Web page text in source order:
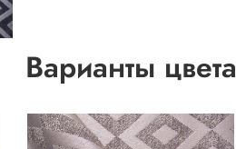
Варианты цвета